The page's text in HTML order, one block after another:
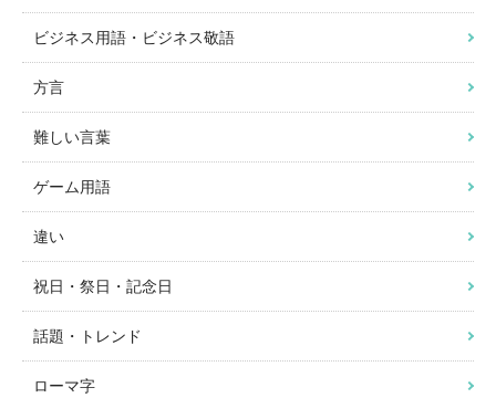
ビジネス用語・ビジネス敬語
方言
難しい言葉
ゲーム用語
違い
祝日・祭日・記念日
話題・トレンド
ローマ字